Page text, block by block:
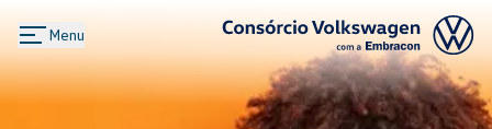
Menu
Logo Consórcio Volkswagen com